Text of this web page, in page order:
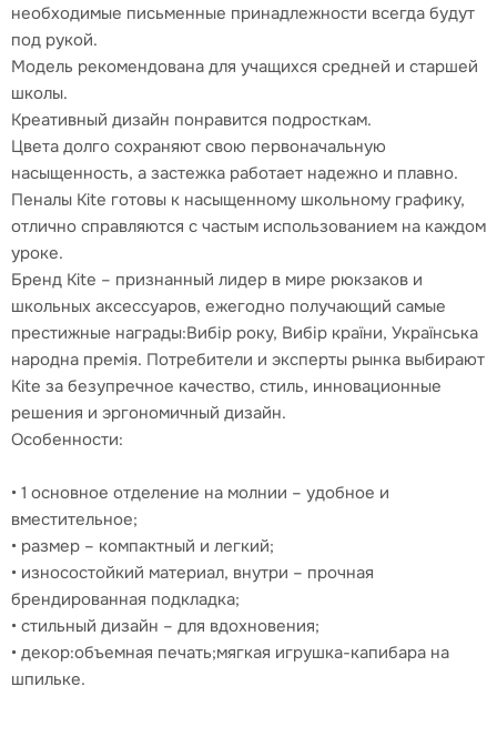
необходимые письменные принадлежности всегда будут
под рукой.
Модель рекомендована для учащихся средней и старшей
школы.
Креативный дизайн понравится подросткам.
Цвета долго сохраняют свою первоначальную
насыщенность, а застежка работает надежно и плавно.
Пеналы Kite готовы к насыщенному школьному графику,
отлично справляются с частым использованием на каждом
уроке.
Бренд Kite – признанный лидер в мире рюкзаков и
школьных аксессуаров, ежегодно получающий самые
престижные награды:Вибір року, Вибір країни, Українська
народна премія. Потребители и эксперты рынка выбирают
Kite за безупречное качество, стиль, инновационные
решения и эргономичный дизайн.
Особенности:
• 1 основное отделение на молнии – удобное и
вместительное;
• размер – компактный и легкий;
• износостойкий материал, внутри – прочная
брендированная подкладка;
• стильный дизайн – для вдохновения;
• декор:объемная печать;мягкая игрушка-капибара на
шпильке.